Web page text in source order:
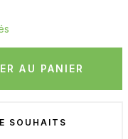
AU PANIER
SOUHAITS